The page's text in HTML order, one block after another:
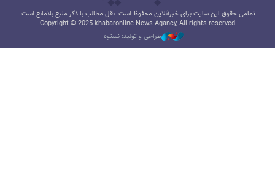
تمامی حقوق این سایت برای خبرآنلاین محفوظ است. نقل مطالب با ذکر منبع بلامانع است.
Copyright © 2025 khabaronline News Agancy, All rights reserved
طراحی و تولید: نستوه